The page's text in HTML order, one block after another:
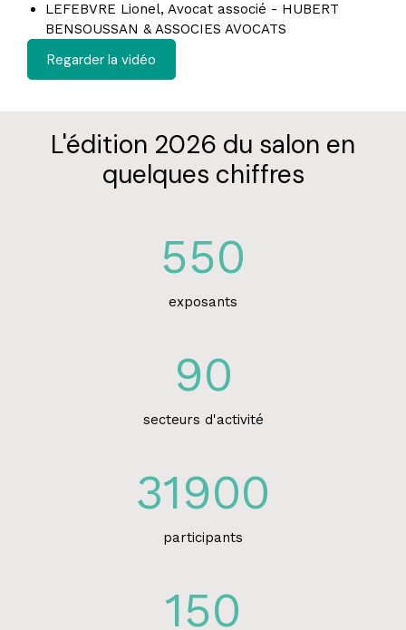
LEFEBVRE Lionel, Avocat associé - HUBERT
BENSOUSSAN & ASSOCIES AVOCATS
Regarder la vidéo
L'édition 2026 du salon en
quelques chiffres
550
exposants
90
secteurs d'activité
31900
participants
150